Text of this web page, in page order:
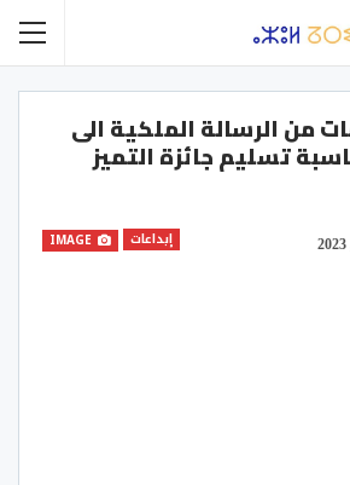
من الرسالة الملكية الى
تسليم جائزة التميز
إبداعات